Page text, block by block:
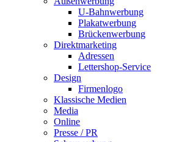
U-Bahnwerbung
Plakatwerbung
Brückenwerbung
Direktmarketing
Adressen
Lettershop-Service
Design
Firmenlogo
Klassische Medien
Media
Online
Presse / PR